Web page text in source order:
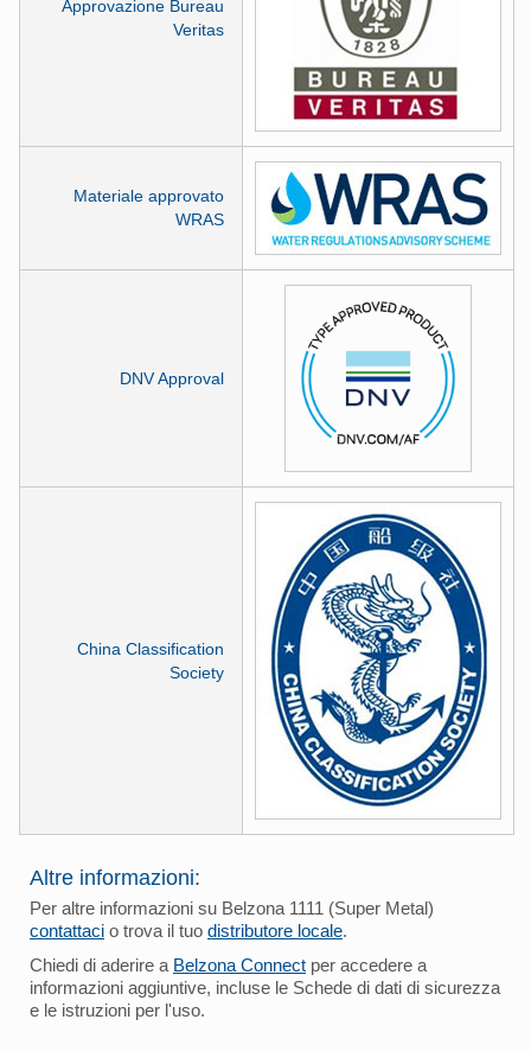
Approvazione Bureau
Veritas
Materiale approvato
WRAS
DNV Approval
China Classification
Society
Altre informazioni:
Per altre informazioni su Belzona 1111 (Super Metal)
contattaci o trova il tuo distributore locale.
Chiedi di aderire a Belzona Connect per accedere a
informazioni aggiuntive, incluse le Schede di dati di sicurezza
e le istruzioni per l'uso.